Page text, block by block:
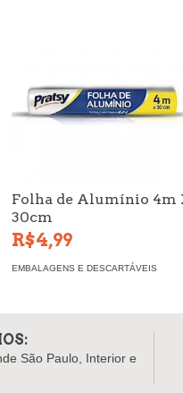
Folha de Alumínio 4m
30cm
R$4,99
EMBALAGENS E DESCARTÁVEIS
São Paulo, Interior e